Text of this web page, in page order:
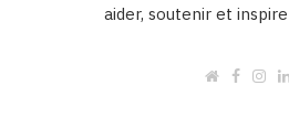
aider, soutenir et
W
F
I